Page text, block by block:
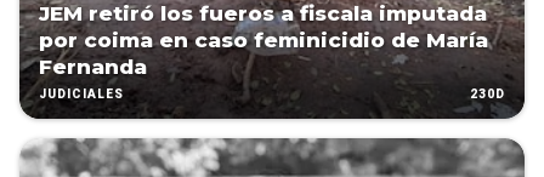
JEM retiró los fueros a fiscala imputada
por coima en caso feminicidio de María
Fernanda
JUDICIALES 230D